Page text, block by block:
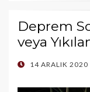
Deprem
veya
POSTED
14 ARALIK 2020